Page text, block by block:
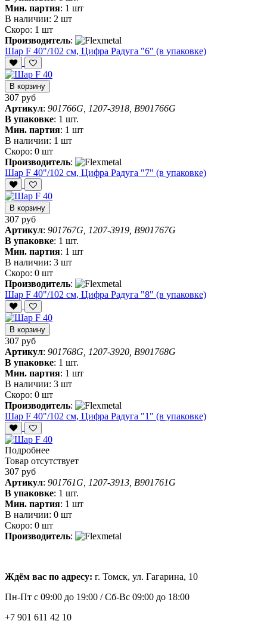
Мин. партия: 1 шт
В наличии: 2 шт
Скоро: 1 шт
Производитель:
Шар F 40"/102 см, Цифра Радуга "6" (в упаковке)
В корзину
307 руб
Артикул: 901766G, 1207-3918, B901766G
В упаковке: 1 шт.
Мин. партия: 1 шт
В наличии: 1 шт
Скоро: 0 шт
Производитель:
Шар F 40"/102 см, Цифра Радуга "7" (в упаковке)
В корзину
307 руб
Артикул: 901767G, 1207-3919, B901767G
В упаковке: 1 шт.
Мин. партия: 1 шт
В наличии: 3 шт
Скоро: 0 шт
Производитель:
Шар F 40"/102 см, Цифра Радуга "8" (в упаковке)
В корзину
307 руб
Артикул: 901768G, 1207-3920, B901768G
В упаковке: 1 шт.
Мин. партия: 1 шт
В наличии: 3 шт
Скоро: 0 шт
Производитель:
Шар F 40"/102 см, Цифра Радуга "1" (в упаковке)
Подробнее
Товар отсутствует
307 руб
Артикул: 901761G, 1207-3913, B901761G
В упаковке: 1 шт.
Мин. партия: 1 шт
В наличии: 0 шт
Скоро: 0 шт
Производитель:
Ждём вас по адресу: г. Томск, ул. Гагарина, 10
Пн-Пт с 09:00 до 19:00 /Сб-Вс 09:00 до 18:00
+7 901 611 42 10